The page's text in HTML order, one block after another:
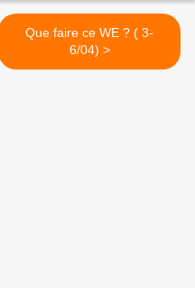
Que faire ce WE ? ( 3-
6/04) >